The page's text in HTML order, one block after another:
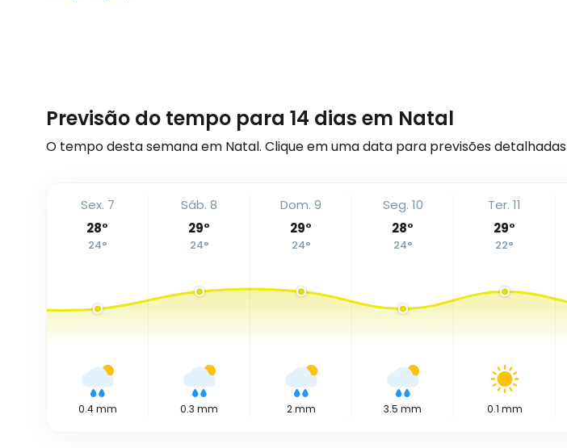
Previsão do tempo para 14 dias em Natal
O tempo desta semana em Natal. Clique em uma data para previsões detalhadas
Sex. 7
28°
24°
0.4 mm
Sáb. 8
29°
24°
0.3 mm
Dom. 9
29°
24°
2 mm
Seg. 10
28°
24°
3.5 mm
Ter. 11
29°
22°
0.1 mm